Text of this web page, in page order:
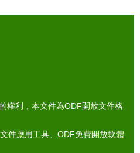
權利，本文件為ODF開放文件格
件應用工具
ODF免費開放軟體